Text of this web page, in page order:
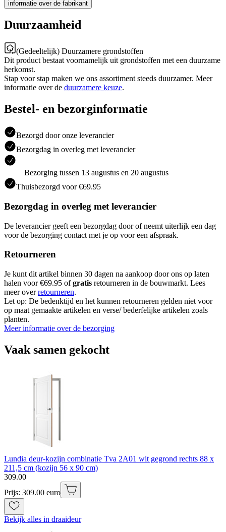
informatie over de fabrikant
Duurzaamheid
(Gedeeltelijk) Duurzamere grondstoffen
Dit product bestaat voornamelijk uit grondstoffen met een duurzame
herkomst.
Stap voor stap maken we ons assortiment steeds duurzamer. Meer
informatie over de duurzamere keuze.
Bestel- en bezorginformatie
Bezorgd door onze leverancier
Bezorgdag in overleg met leverancier
Bezorging tussen 13 augustus en 20 augustus
Thuisbezorgd voor €69.95
Bezorgdag in overleg met leverancier
De leverancier geeft een bezorgdag door of neemt uiterlijk een dag
voor de bezorging contact met je op voor een afspraak.
Retourneren
Je kunt dit artikel binnen 30 dagen na aankoop door ons op laten
halen voor €69.95 ofgratis retourneren in de bouwmarkt. Lees
meer overretourneren.
Let op: De bedenktijd en het kunnen retourneren gelden niet voor
op maat gemaakte artikelen en verse/ bederfelijke artikelen zoals
planten.
Meer informatie over de bezorging
Vaak samen gekocht
Lundia deur-kozijn combinatie Tva 2A01 wit gegrond rechts 88 x
211,5 cm (kozijn 56 x 90 cm)
309.00
Prijs: 309.00 euro
Bekijk alles in draaideur